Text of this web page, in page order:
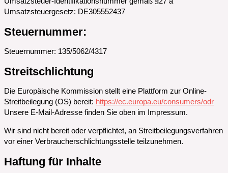
Umsatzsteuergesetz: DE305552437
Steuernummer:
Steuernummer: 135/5062/4317
Streitschlichtung
Die Europäische Kommission stellt eine Plattform zur Online-
Streitbeilegung (OS) bereit: https://ec.europa.eu/consumers/odr
Unsere E-Mail-Adresse finden Sie oben im Impressum.
Wir sind nicht bereit oder verpflichtet, an Streitbeilegungsverfahren
vor einer Verbraucherschlichtungsstelle teilzunehmen.
Haftung für Inhalte